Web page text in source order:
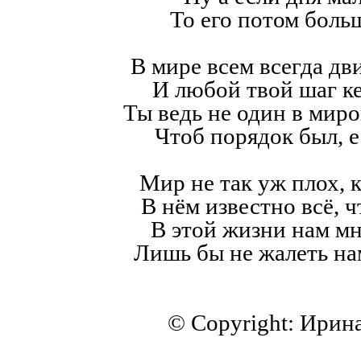
То его потом
В мире всем всегда
И любой твой шаг
Ты ведь не один в
Чтоб порядок был,
Мир не так уж плох,
В нём известно всё,
В этой жизни нам
Лишь бы не жалеть
© Copyright: